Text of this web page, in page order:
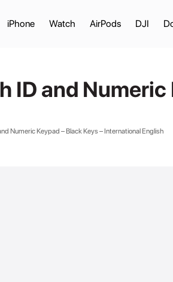
iPhone Watch AirPods DJI
ID and
Numeric Keypad – Black Keys – International English